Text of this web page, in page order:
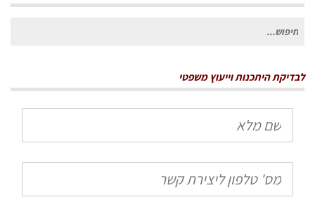
חיפוש
לבדיקת היתכנות וייעוץ משפטי
שם
מלא
טלפון